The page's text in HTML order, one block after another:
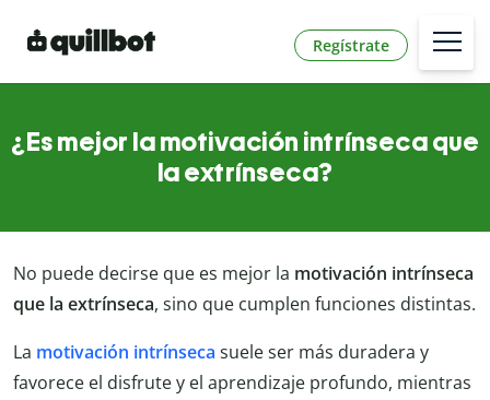
Regístrate
¿Es mejor la motivación intrínseca que
la extrínseca?
No puede decirse que es mejor la motivación intrínseca
que la extrínseca, sino que cumplen funciones distintas.
La motivación intrínseca suele ser más duradera y
favorece el disfrute y el aprendizaje profundo, mientras